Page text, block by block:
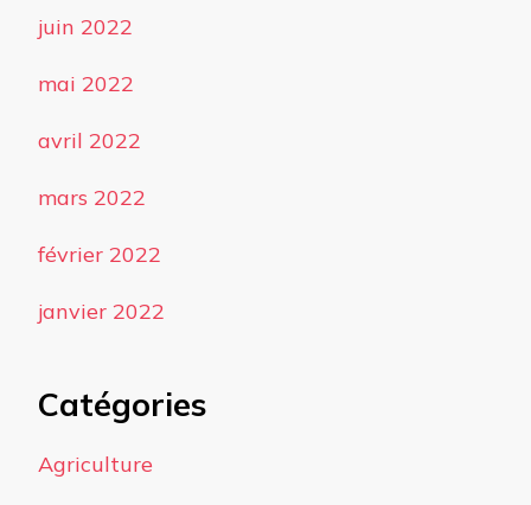
juin 2022
mai 2022
avril 2022
mars 2022
février 2022
janvier 2022
Catégories
Agriculture